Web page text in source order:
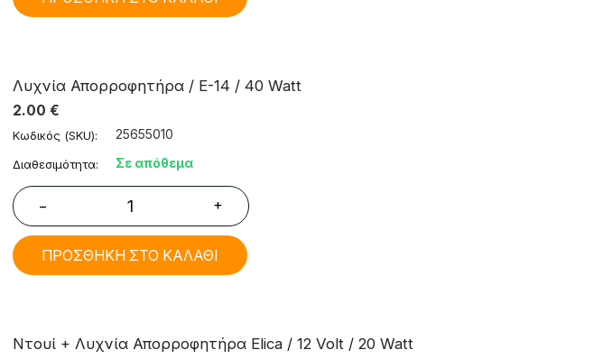
Λυχνία Απορροφητήρα / Ε-14 / 40 Watt
2.00 €
Κωδικός (SKU): 25655010
Διαθεσιμότητα: Σε απόθεμα
− +
ΠΡΟΣΘΗΚΗ ΣΤΟ ΚΑΛΑΘΙ
Ντουί + Λυχνία Απορροφητήρα Elica / 12 Volt / 20 Watt